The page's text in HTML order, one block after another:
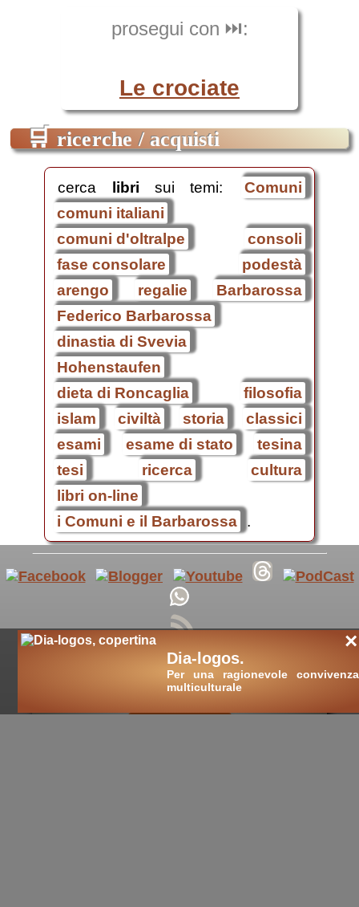
prosegui con ⏭️:
Le crociate
🛒 ricerche / acquisti
cerca libri sui temi:
Comuni
comuni italiani
comuni d'oltralpe
consoli
fase consolare
podestà
arengo
regalie
Barbarossa
Federico Barbarossa
dinastia di Svevia
Hohenstaufen
dieta di Roncaglia
filosofia
islam
civiltà storia
classici
esami
esame di stato
tesina
tesi
ricerca
cultura
libri on-line
i Comuni e il Barbarossa .
×
Dia-logos.
Per una ragionevole convivenza
multiculturale
cultura nuova